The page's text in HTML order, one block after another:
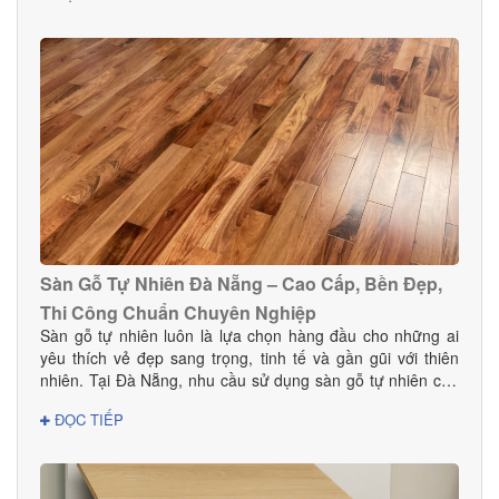
Sàn Gỗ Tự Nhiên Đà Nẵng – Cao Cấp, Bền Đẹp,
Thi Công Chuẩn Chuyên Nghiệp
Sàn gỗ tự nhiên luôn là lựa chọn hàng đầu cho những ai
yêu thích vẻ đẹp sang trọng, tinh tế và gần gũi với thiên
nhiên. Tại Đà Nẵng, nhu cầu sử dụng sàn gỗ tự nhiên cho
mạnh nhờ ưu điểm vượt trội về độ bền và tính thẩm mỹ.
tại Đà Nẵng, Danacomex là lựa chọn hoàn hảo.1. Vì sao
nên chọn sàn gỗ tự nhiên cho không gian sống tại Đà
ĐỌC TIẾP